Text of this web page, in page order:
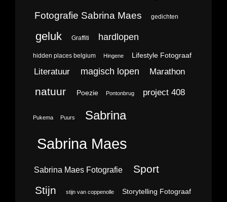
Fotografie Sabrina Maes gedichten
geluk Graffiti hardlopen
hidden places belgium Hingene Lifestyle Fotograaf
Literatuur magisch lopen Marathon
natuur Poezie Pontonbrug project 408
Pukema Puurs Sabrina
Sabrina Maes
Sabrina Maes Fotografie Sport
Stijn stijn van coppenolle Storytelling Fotograaf